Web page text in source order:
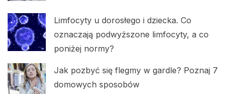
Limfocyty u dorosłego i dziecka. Co
oznaczają podwyższone limfocyty, a co
poniżej normy?
Jak pozbyć się flegmy w gardle? Poznaj 7
domowych sposobów